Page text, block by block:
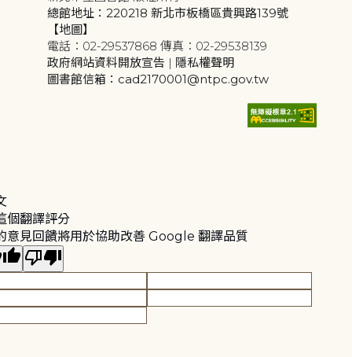
總館地址：220218 新北市板橋區貴興路139號
【地圖】
電話：02-29537868 傳真：02-29538139
政府網站資料開放宣告 | 隱私權聲明
圖書館信箱：cad2170001@ntpc.gov.tw
個翻譯評分
意見回饋將用於協助改善 Google 翻譯品質